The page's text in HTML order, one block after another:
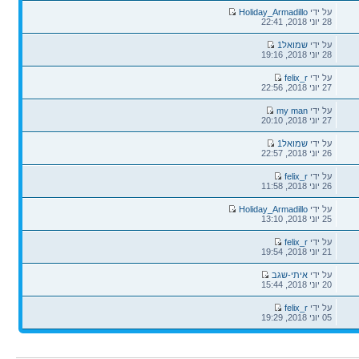
הודעה
אחרונה
על ידי Holiday_Armadillo
28 יוני 2018, 22:41
הודעה
אחרונה
על ידי שמואל1
28 יוני 2018, 19:16
הודעה
אחרונה
על ידי felix_r
27 יוני 2018, 22:56
הודעה
אחרונה
על ידי my man
27 יוני 2018, 20:10
הודעה
אחרונה
על ידי שמואל1
26 יוני 2018, 22:57
הודעה
אחרונה
על ידי felix_r
26 יוני 2018, 11:58
הודעה
אחרונה
על ידי Holiday_Armadillo
25 יוני 2018, 13:10
הודעה
אחרונה
על ידי felix_r
21 יוני 2018, 19:54
הודעה
אחרונה
על ידי איתי-שגב
20 יוני 2018, 15:44
הודעה
אחרונה
על ידי felix_r
05 יוני 2018, 19:29